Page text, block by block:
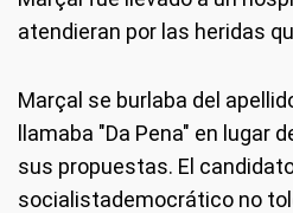
atendieran por las heridas
Marçal se burlaba del
llamaba "Da Pena" en lugar
sus propuestas. El
socialistademocrático no